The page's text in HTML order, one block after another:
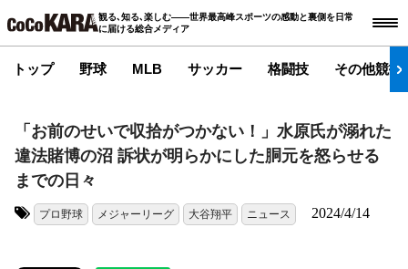
観る､知る､楽しむ――世界最高峰スポーツの感動と裏側を日常
に届ける総合メディア
トップ 野球 MLB サッカー 格闘技 その他競技
「お前のせいで収拾がつかない！」水原氏が溺れた
違法賭博の沼 訴状が明らかにした胴元を怒らせる
までの日々
プロ野球 メジャーリーグ 大谷翔平 ニュース 2024/4/14